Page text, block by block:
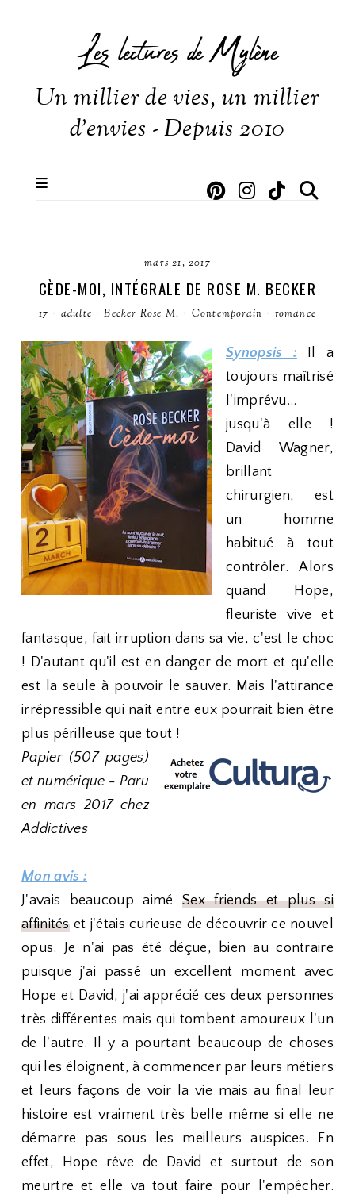
Les lectures de Mylène
Un millier de vies, un millier
d'envies - Depuis 2010
mars 21, 2017
CÈDE-MOI, INTÉGRALE DE ROSE M. BECKER
17 · adulte · Becker Rose M. · Contemporain · romance
Synopsis : Il a
toujours maîtrisé
l'imprévu...
jusqu'à elle !
David Wagner,
brillant
chirurgien, est
un homme
habitué à tout
contrôler. Alors
quand Hope,
fleuriste vive et
fantasque, fait irruption dans sa vie, c'est le choc
! D'autant qu'il est en danger de mort et qu'elle
est la seule à pouvoir le sauver. Mais l'attirance
irrépressible qui naît entre eux pourrait bien être
plus périlleuse que tout !
Papier (507 pages)
et numérique - Paru
en mars 2017 chez
Addictives
Mon avis :
J'avais beaucoup aimé Sex friends et plus si
affinitéset j'étais curieuse de découvrir ce nouvel
opus. Je n'ai pas été déçue, bien au contraire
puisque j'ai passé un excellent moment avec
Hope et David, j'ai apprécié ces deux personnes
très différentes mais qui tombent amoureux l'un
de l'autre. Il y a pourtant beaucoup de choses
qui les éloignent, à commencer par leurs métiers
et leurs façons de voir la vie mais au final leur
histoire est vraiment très belle même si elle ne
démarre pas sous les meilleurs auspices. En
effet, Hope rêve de David et surtout de son
meurtre et elle va tout faire pour l'empêcher.